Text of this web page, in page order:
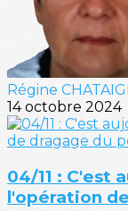
Régine
14 octobre 2024
04/11 : C'est
l'opération